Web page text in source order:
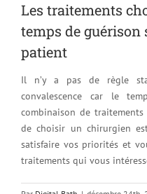
Les traitements
temps de guérison
patient
Il n’y a pas de règle
convalescence car le
combinaison de traitements
de choisir un chirurgien
satisfaire vos priorités et
traitements qui vous